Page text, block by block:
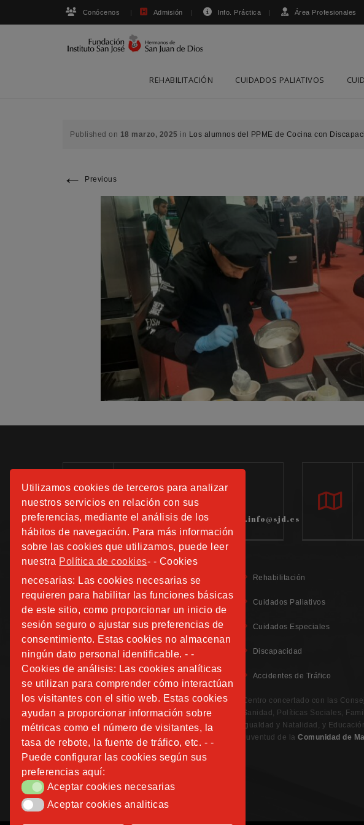
Utilizamos cookies de terceros para analizar
nuestros servicios en relación con sus
preferencias, mediante el análisis de los
hábitos de navegación. Para más información
sobre las cookies que utilizamos, puede leer
nuestra Política de cookies- - Cookies
necesarias: Las cookies necesarias se
requieren para habilitar las funciones básicas
de este sitio, como proporcionar un inicio de
sesión seguro o ajustar sus preferencias de
consentimiento. Estas cookies no almacenan
ningún dato personal identificable. - -
Cookies de análisis: Las cookies analíticas
se utilizan para comprender cómo interactúan
los visitantes con el sitio web. Estas cookies
ayudan a proporcionar información sobre
métricas como el número de visitantes, la
tasa de rebote, la fuente de tráfico, etc. - -
Puede configurar las cookies según sus
preferencias aquí:
Aceptar cookies necesarias
Aceptar cookies necesarias
Aceptar cookies analiticas
Aceptar cookies analiticas
Conócenos Admisión Info. Práctica Área Profesionales
REHABILITACIÓN CUIDADOS PALIATIVOS
Published on 18 marzo, 2025 in Los alumnos del PPME de Cocina con
← Previous
Información:
Tels.: 91 508 01 40 -41-42
hospitalfundacionsanjose.info@sjd.es
Aviso Legal
Política de Privacidad
Información Adicional Protección de Datos
CANAL DE DENUNCIAS
Rehabilitación
Cuidados Paliativos
Cuidados Especiales
Discapacidad
Accidentes de Tráfico
Centro concertado con las
Sanidad, Políticas Sociales,
Igualdad y Natalidad, y
Juventud de la Comunidad de